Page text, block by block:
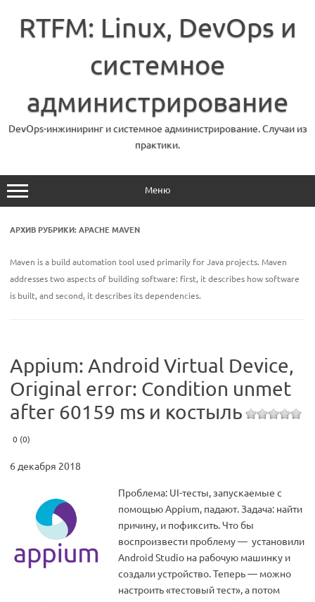
содержимому
RTFM: Linux, DevOps и
системное
администрирование
DevOps-инжиниринг и системное администрирование. Случаи из
практики.
Меню
АРХИВ РУБРИКИ:APACHE MAVEN
Maven is a build automation tool used primarily for Java projects. Maven
addresses two aspects of building software: first, it describes how software
is built, and second, it describes its dependencies.
Appium: Android Virtual Device,
Original error: Condition unmet
after 60159 ms и костыль
0 (0)
6 декабря 2018
Проблема: UI-тесты, запускаемые с
помощью Appium, падают. Задача: найти
причину, и пофиксить. Что бы
воспроизвести проблему — установили
Android Studio на рабочую машинку и
создали устройство. Теперь — можно
настроить «тестовый тест», а потом